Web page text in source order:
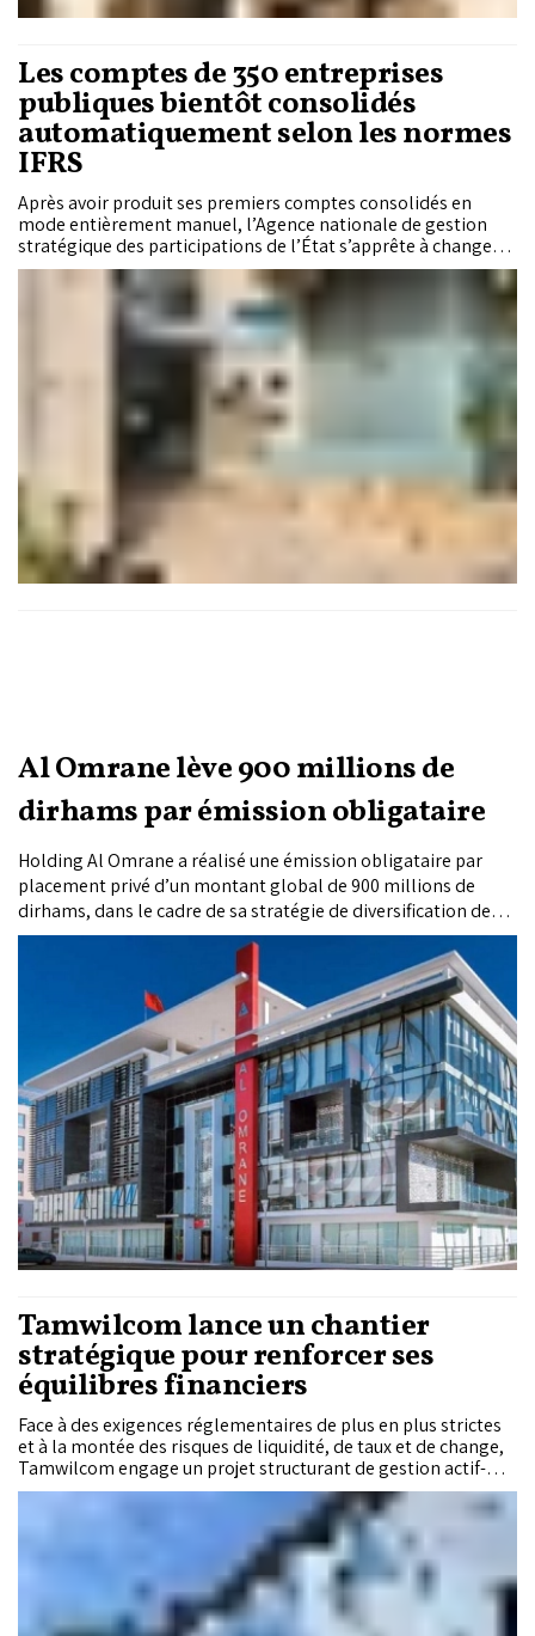
Les comptes de 350 entreprises
publiques bientôt consolidés
automatiquement selon les normes
IFRS
Après avoir produit ses premiers comptes consolidés en
mode entièrement manuel, l’Agence nationale de gestion
stratégique des participations de l’État s’apprête à changer
d’échelle. L’institution engagera prochainement un chantier
technologique de 19,3 millions de dirhams pour déployer une
plateforme EPM capable d’automatiser la consolidation
financière de quelque 350 entreprises et établissements
publics selon les normes International Financial Reporting
Standards. Derrière ce projet structurant se joue bien plus
qu’une modernisation informatique : c’est un nouveau
standard de transparence et de lisibilité financière que le
Maroc veut imposer à son portefeuille public face aux
marchés internationaux.
Al Omrane lève 900 millions de
dirhams par émission obligataire
Holding Al Omrane a réalisé une émission obligataire par
placement privé d’un montant global de 900 millions de
dirhams, dans le cadre de sa stratégie de diversification des
sources de financement.
Tamwilcom lance un chantier
stratégique pour renforcer ses
équilibres financiers
Face à des exigences réglementaires de plus en plus strictes
et à la montée des risques de liquidité, de taux et de change,
Tamwilcom engage un projet structurant de gestion actif-
passif. L’institution prévoit de se doter d’un outil avancé de
pilotage destiné à renforcer la maîtrise de ses équilibres
financiers, optimiser sa rentabilité et consolider sa
conformité aux standards de Bank Al-Maghrib.